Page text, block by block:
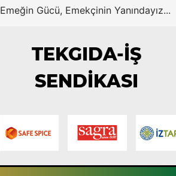
Emeğin Gücü, Emekçinin Yanındayız...
TEKGIDA-İŞ
SENDİKASI